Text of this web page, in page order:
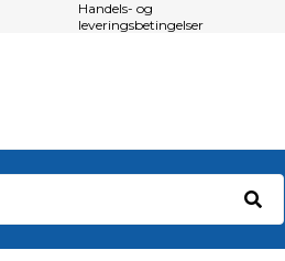
Handels- og
leveringsbetingelser